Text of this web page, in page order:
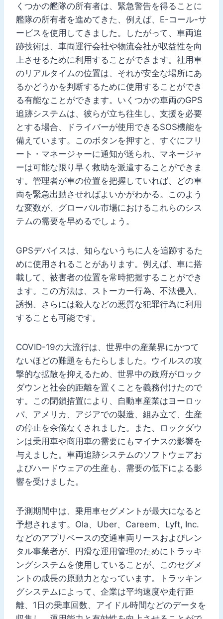
くつかの艦隊の所有者は、緊急警告を得ることに
艦隊の所有者を進めてきた、例えば、E-コール-サ
ービスを使用してきました。したがって、車両追
跡技術は、車両運行会社や物流会社が収益性を向
上させるために利用することができます。社用車
のリアルタイムの位置は、それが安全な場所にあ
るかどうかを判断するために使用することができ
る有能なことができます。いくつかの車両のGPS
追跡システムは、彼らが立ち往生し、支援を必要
とする場合、ドライバーが使用できるSOS機能を
備えています。このボタンを押すと、すぐにフリ
ート・マネージャーに通知が送られ、マネージャ
ーは可能な限り早く救助を派遣することができま
す。管理者が車の位置を把握していれば、どの車
両を緊急出動させればよいかがわかる。このよう
な変数が、グローバル市場におけるこれらのシス
テムの需要を早めるでしょう。
GPSデバイスは、知らないうちに人を追跡するた
めに使用されることがあります。例えば、車に搭
載して、被害者の位置を常時把握することができ
ます。この方法は、ストーカー行為、不法侵入、
誘拐、さらには殺人などの悪質な犯罪行為に利用
することも可能です。
COVID-19の大流行は、世界中の産業界にかつて
ないほどの難題をもたらしました。ウイルスの攻
撃的な拡散を抑えるため、世界中の政府がロック
ダウンと社会的距離を置くことを義務付けたので
す。この閉鎖措置により、自動車産業はヨーロッ
パ、アメリカ、アジアでの製造、組み立て、生産
の停止を余儀なくされました。また、ロックダウ
ンは乗用車や商用車の需要にもマイナスの影響を
与えました。車両追跡システムのソフトウェアお
よびハードウェアの生産も、需要の低下による影
響を受けました。
予測期間中は、乗用車セグメントが最大になると
予想されます。Ola、Uber、Careem、Lyft, Inc.
などのアプリベースの交通車両リースおよびレン
タル事業者が、円滑な運用管理のためにトラッキ
ングシステムを使用していることが、このセグメ
ントの成長の原動力となっています。トラッキン
グシステムによって、企業は平均速度や走行距
離、1日の乗車回数、アイドル時間などのデータを